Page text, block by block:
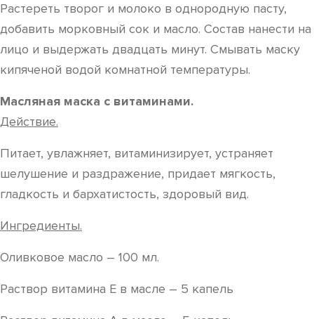
Растереть творог и молоко в однородную пасту,
добавить морковный сок и масло. Состав нанести на
лицо и выдержать двадцать минут. Смывать маску
кипяченой водой комнатной температуры.
Масляная маска с витаминами.
Действие.
Питает, увлажняет, витаминизирует, устраняет
шелушение и раздражение, придает мягкость,
гладкость и бархатистость, здоровый вид.
Ингредиенты.
Оливковое масло – 100 мл.
Раствор витамина Е в масле – 5 капель